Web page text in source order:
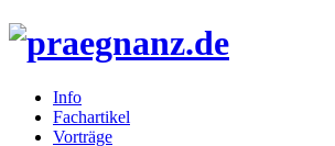
Info
Fachartikel
Vorträge